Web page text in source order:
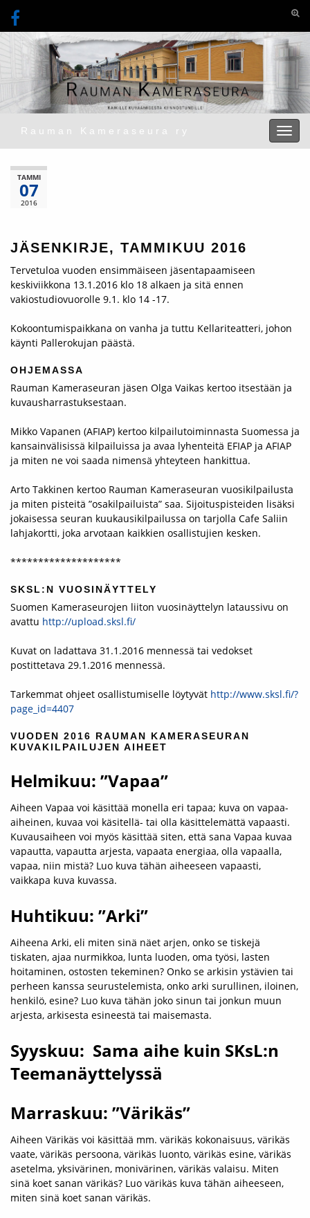
Rauman Kameraseura ry
TAMMI
07
2016
JÄSENKIRJE, TAMMIKUU 2016
Tervetuloa vuoden ensimmäiseen jäsentapaamiseen
keskiviikkona 13.1.2016 klo 18 alkaen ja sitä ennen
vakiostudiovuorolle 9.1. klo 14 -17.
Kokoontumispaikkana on vanha ja tuttu Kellariteatteri, johon
käynti Pallerokujan päästä.
OHJEMASSA
Rauman Kameraseuran jäsen Olga Vaikas kertoo itsestään ja
kuvausharrastuksestaan.
Mikko Vapanen (AFIAP) kertoo kilpailutoiminnasta Suomessa ja
kansainvälisissä kilpailuissa ja avaa lyhenteitä EFIAP ja AFIAP
ja miten ne voi saada nimensä yhteyteen hankittua.
Arto Takkinen kertoo Rauman Kameraseuran vuosikilpailusta
ja miten pisteitä ”osakilpailuista” saa. Sijoituspisteiden lisäksi
jokaisessa seuran kuukausikilpailussa on tarjolla Cafe Saliin
lahjakortti, joka arvotaan kaikkien osallistujien kesken.
********************
SKSL:N VUOSINÄYTTELY
Suomen Kameraseurojen liiton vuosinäyttelyn lataussivu on
avattu http://upload.sksl.fi/
Kuvat on ladattava 31.1.2016 mennessä tai vedokset
postittetava 29.1.2016 mennessä.
Tarkemmat ohjeet osallistumiselle löytyvät http://www.sksl.fi/?
page_id=4407
VUODEN 2016 RAUMAN KAMERASEURAN
KUVAKILPAILUJEN AIHEET
Helmikuu: ”Vapaa”
Aiheen Vapaa voi käsittää monella eri tapaa; kuva on vapaa-
aiheinen, kuvaa voi käsitellä- tai olla käsittelemättä vapaasti.
Kuvausaiheen voi myös käsittää siten, että sana Vapaa kuvaa
vapautta, vapautta arjesta, vapaata energiaa, olla vapaalla,
vapaa, niin mistä? Luo kuva tähän aiheeseen vapaasti,
vaikkapa kuva kuvassa.
Huhtikuu: ”Arki”
Aiheena Arki, eli miten sinä näet arjen, onko se tiskejä
tiskaten, ajaa nurmikkoa, lunta luoden, oma työsi, lasten
hoitaminen, ostosten tekeminen? Onko se arkisin ystävien tai
perheen kanssa seurustelemista, onko arki surullinen, iloinen,
henkilö, esine? Luo kuva tähän joko sinun tai jonkun muun
arjesta, arkisesta esineestä tai maisemasta.
Syyskuu: Sama aihe kuin SKsL:n
Teemanäyttelyssä
Marraskuu: ”Värikäs”
Aiheen Värikäs voi käsittää mm. värikäs kokonaisuus, värikäs
vaate, värikäs persoona, värikäs luonto, värikäs esine, värikäs
asetelma, yksivärinen, monivärinen, värikäs valaisu. Miten
sinä koet sanan värikäs? Luo värikäs kuva tähän aiheeseen,
miten sinä koet sanan värikäs.